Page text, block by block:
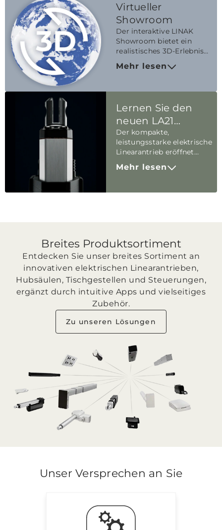
Virtueller
Showroom
Der interaktive LINAK
Showroom bietet ein
realistisches 3D-Erlebnis
mit detaillierten
Produktinformationen.
Mehr lesen
Lernen Sie den
neuen LA21
kennen
Der kompakte,
leistungsstarke elektrische
Linearantrieb eröffnet
ganz neue Möglichkeiten
bei beengten
Mehr lesen
Breites Produktsortiment
Entdecken Sie unser breites Sortiment an
innovativen elektrischen Linearantrieben,
Hubsäulen, Tischgestellen und Steuerungen,
ergänzt durch intuitive Apps und vielseitiges
Zubehör.
Zu unseren Lösungen
Unser Versprechen an Sie